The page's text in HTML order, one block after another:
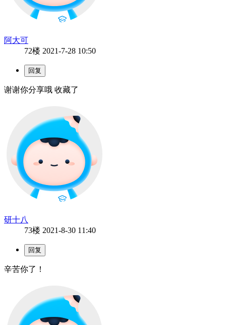
阿大可
72楼 2021-7-28 10:50
谢谢你分享哦 收藏了
研十八
73楼 2021-8-30 11:40
辛苦你了！